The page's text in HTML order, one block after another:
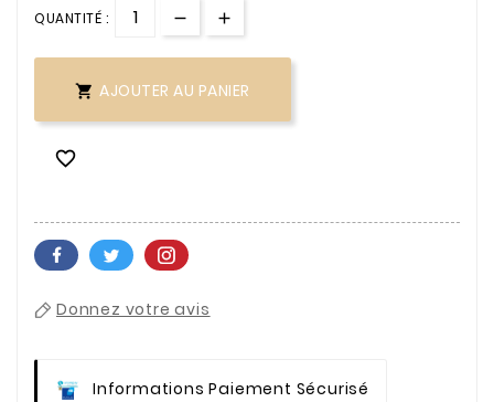
QUANTITÉ :
 AJOUTER AU PANIER

Donnez votre avis
Informations Paiement Sécurisé